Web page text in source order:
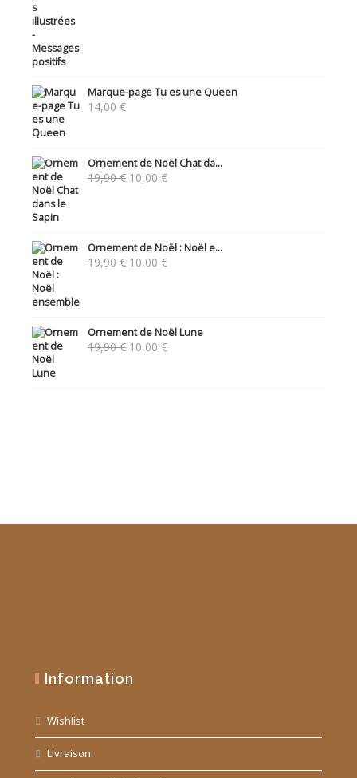
Marque-page Tu es une Queen
14,00 €
Ornement de Noël Chat da...
19,90€ Le
10,00 €Le
Ornement de Noël : Noël e...
19,90€ Le
10,00 €Le
Ornement de Noël Lune
19,90€ Le
10,00 €Le
Information
Wishlist
Livraison